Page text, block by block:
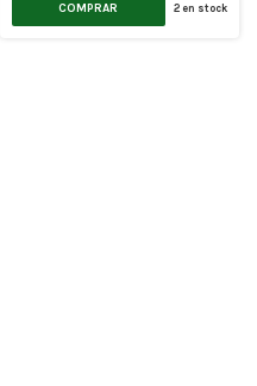
COMPRAR 2 en stock